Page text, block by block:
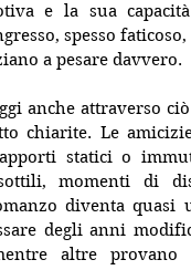
e la sua
spesso
a pesare davvero.
anche attraverso
chiarite. Le
statici o
momenti di
diventa quasi
degli anni
altre